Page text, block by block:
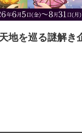
地を巡る謎解き